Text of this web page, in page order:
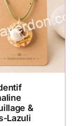
&
Lazuli